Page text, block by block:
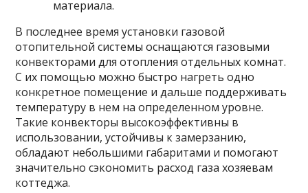
материала.
В последнее время установки газовой
отопительной системы оснащаются газовыми
конвекторами для отопления отдельных комнат.
С их помощью можно быстро нагреть одно
конкретное помещение и дальше поддерживать
температуру в нем на определенном уровне.
Такие конвекторы высокоэффективны в
использовании, устойчивы к замерзанию,
обладают небольшими габаритами и помогают
значительно сэкономить расход газа хозяевам
коттеджа.